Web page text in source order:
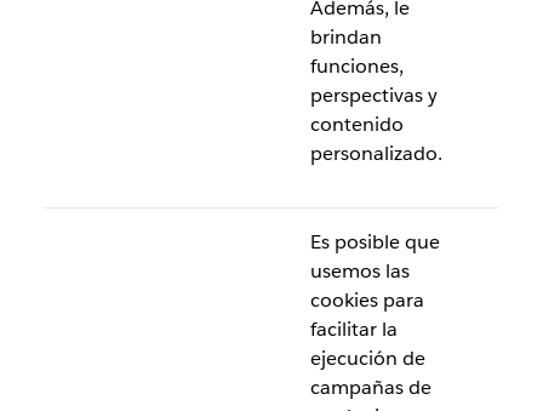
Además, le
brindan
funciones,
perspectivas y
contenido
personalizado.
Es posible que
usemos las
cookies para
facilitar la
ejecución de
campañas de